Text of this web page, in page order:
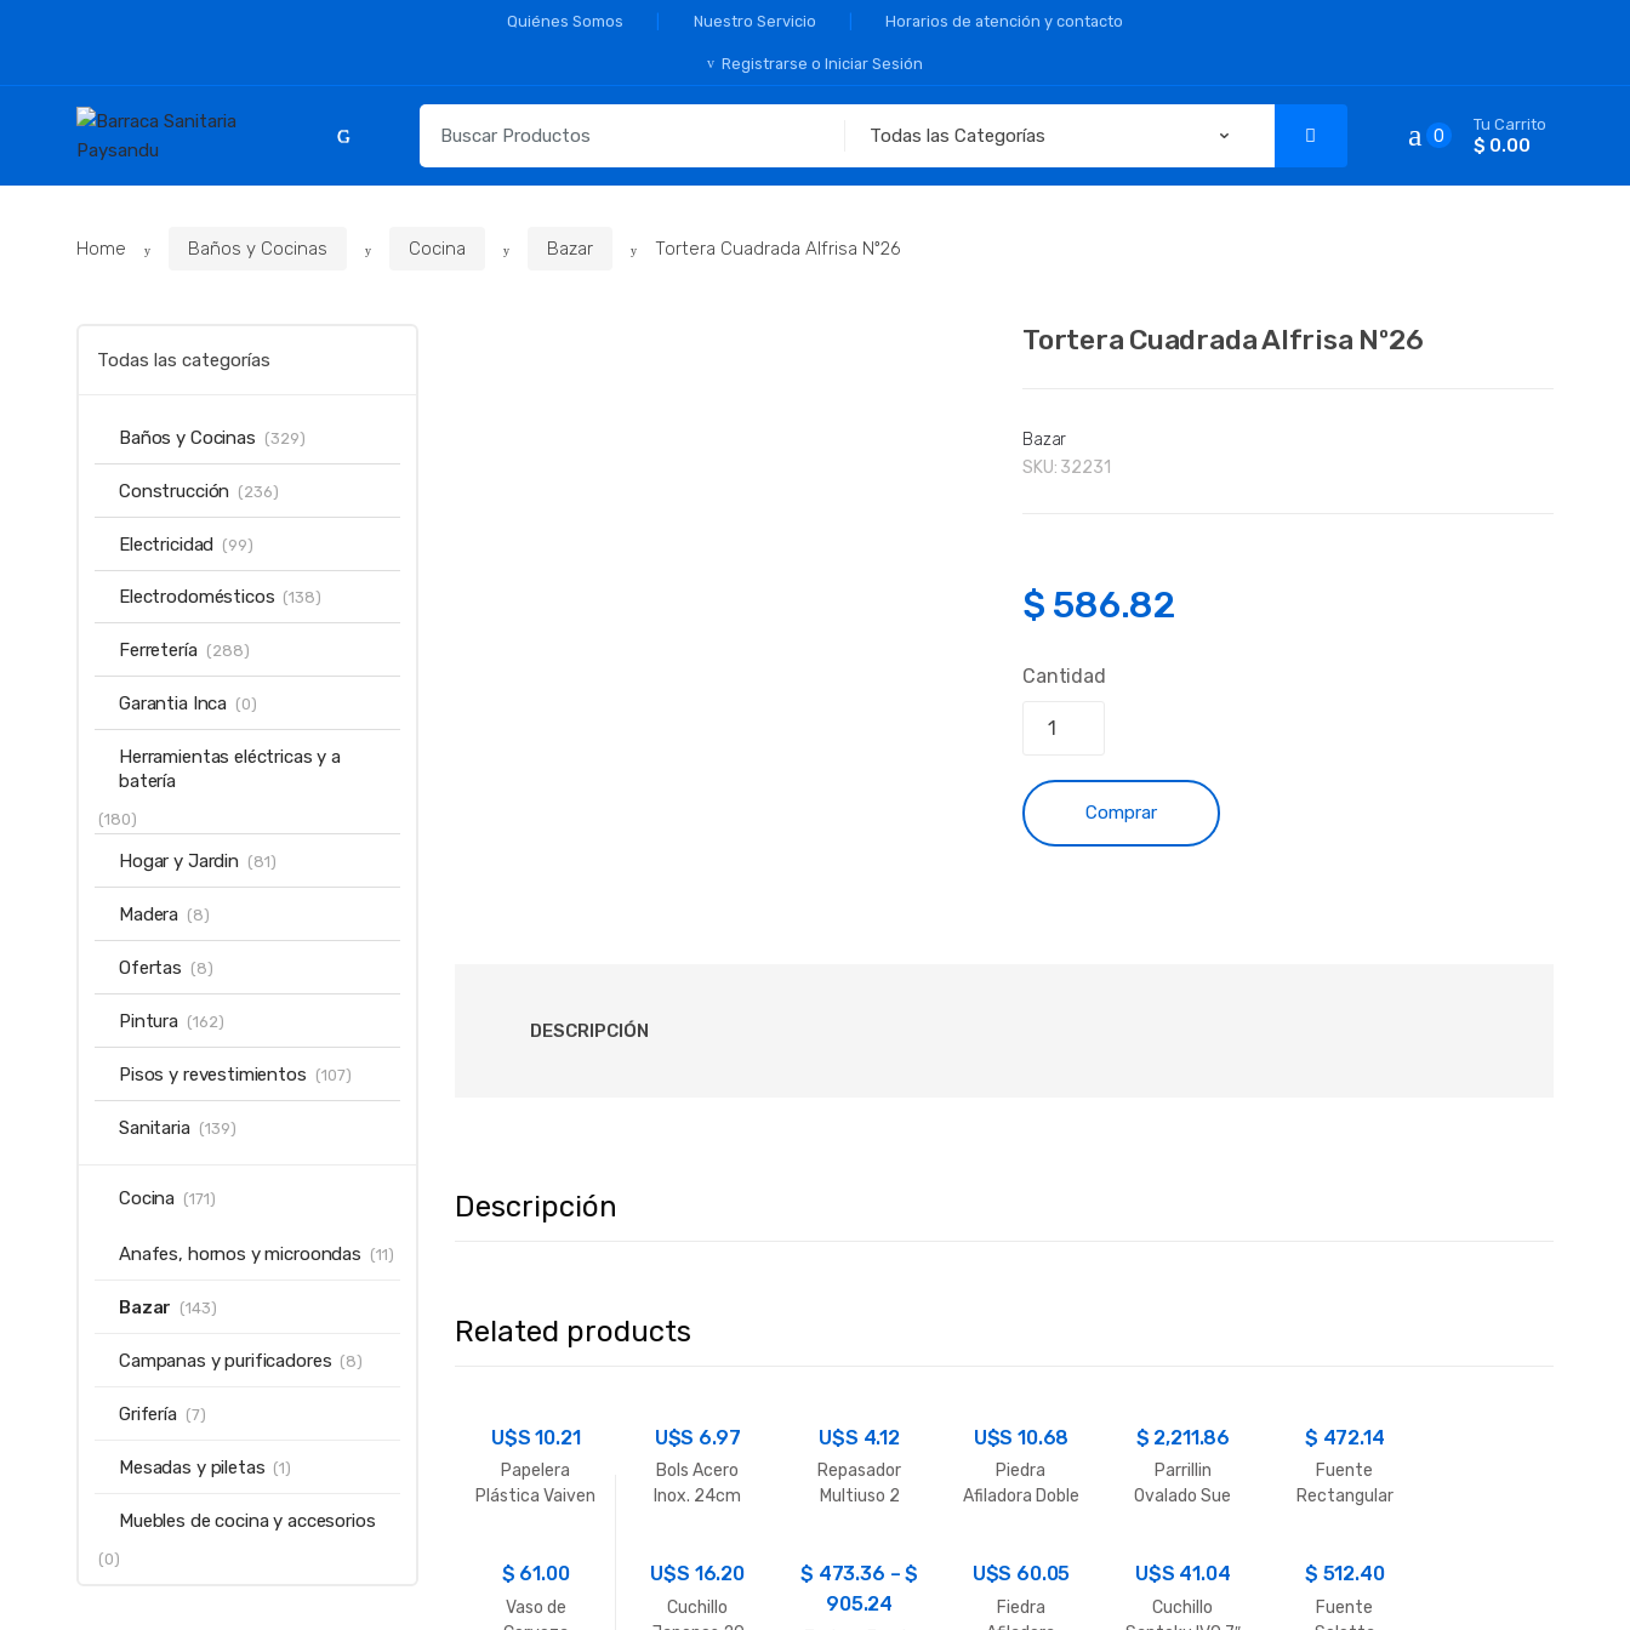
Quiénes Somos Nuestro Servicio Horarios de atención y contacto
Registrarse o Iniciar Sesión
para:
0
Tu Carrito
$ 0.00
Home Baños y Cocinas Cocina Bazar Tortera Cuadrada Alfrisa Nº26
Tortera Cuadrada Alfrisa Nº26
Bazar
SKU: 32231
$ 586.82
Cantidad
Comprar
DESCRIPCIÓN
Descripción
Related products
U$S10.21
Papelera
Plástica Vaiven
U$S 6.97
Bols Acero
Inox. 24cm
U$S 4.12
Repasador
Multiuso 2
U$S10.68
Piedra
Afiladora Doble
$ 2,211.86
Parrillin
Ovalado Sue
$ 472.14
Fuente
Rectangular
$ 61.00
Vaso de
U$S 16.20
Cuchillo
$ 473.36 –$
905.24
U$S 60.05
Fiedra
U$S 41.04
Cuchillo
$ 512.40
Fuente
Todas las categorías
Baños y Cocinas (329)
Construcción (236)
Electricidad (99)
Electrodomésticos (138)
Ferretería (288)
Garantia Inca (0)
Herramientas eléctricas y a
batería
(180)
Hogar y Jardin (81)
Madera (8)
Ofertas (8)
Pintura (162)
Pisos y revestimientos (107)
Sanitaria (139)
Cocina (171)
Anafes, hornos y microondas (11)
Bazar (143)
Campanas y purificadores (8)
Grifería (7)
Mesadas y piletas (1)
Muebles de cocina y accesorios
(0)